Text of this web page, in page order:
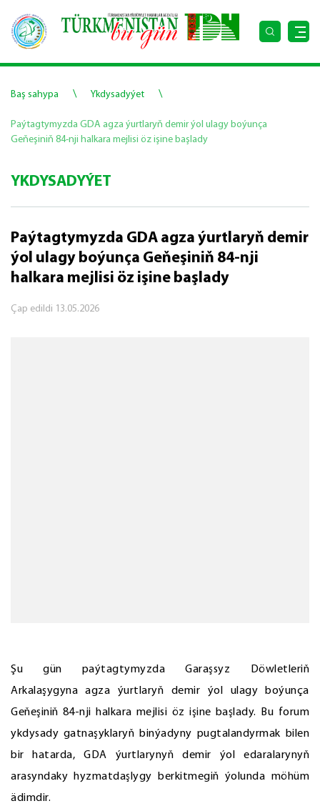
Baş sahypa \ Ykdysadyýet \
Paýtagtymyzda GDA agza ýurtlaryň demir ýol ulagy boýunça
Geňeşiniň 84-nji halkara mejlisi öz işine başlady
YKDYSADYÝET
Paýtagtymyzda GDA agza ýurtlaryň demir
ýol ulagy boýunça Geňeşiniň 84-nji
halkara mejlisi öz işine başlady
Çap edildi 13.05.2026
Şu gün paýtagtymyzda Garaşsyz Döwletleriň
Arkalaşygyna agza ýurtlaryň demir ýol ulagy boýunça
Geňeşiniň 84-nji halkara mejlisi öz işine başlady. Bu forum
ykdysady gatnaşyklaryň binýadyny pugtalandyrmak bilen
bir hatarda, GDA ýurtlarynyň demir ýol edaralarynyň
arasyndaky hyzmatdaşlygy berkitmegiň ýolunda möhüm
ädimdir.